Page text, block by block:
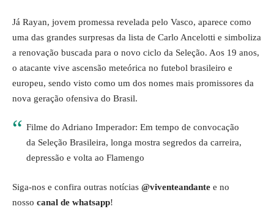
Já Rayan, jovem promessa revelada pelo Vasco, aparece como
uma das grandes surpresas da lista de Carlo Ancelotti e simboliza
a renovação buscada para o novo ciclo da Seleção. Aos 19 anos,
o atacante vive ascensão meteórica no futebol brasileiro e
europeu, sendo visto como um dos nomes mais promissores da
nova geração ofensiva do Brasil.
Filme do Adriano Imperador: Em tempo de convocação
da Seleção Brasileira, longa mostra segredos da carreira,
depressão e volta ao Flamengo
Siga-nos e confira outras notícias @viventeandante e no
nosso canal de whatsapp!